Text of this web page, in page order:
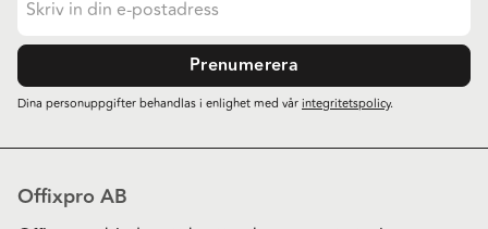
Prenumerera
Dina personuppgifter behandlas i enlighet med vårintegritetspolicy.
Offixpro AB